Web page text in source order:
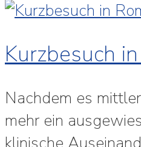
Kurzbesuch
Nachdem es
mehr ein